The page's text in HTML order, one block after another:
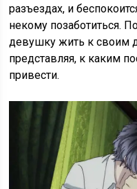
разъездах, и
некому позаботиться.
девушку жить к своим
представляя, к каким
привести.